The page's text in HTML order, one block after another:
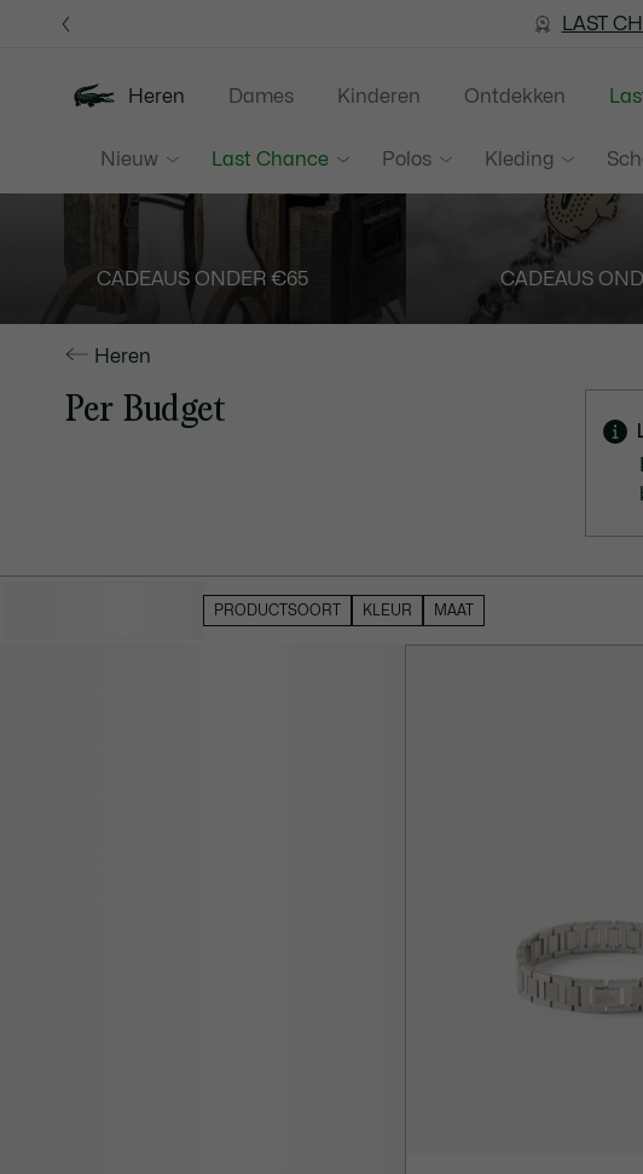
LAST
LAST
Heren
Nieuw Last Chance Polos Kleding
Dames Kinderen Ontdekken
CADEAUS ONDER €65 CADEAUS
Heren
Per Budget
PRODUCTSOORT KLEUR MAAT